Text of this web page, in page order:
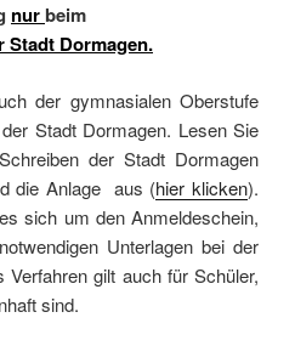
nurbeim
Stadt Dormagen.
der gymnasialen Oberstufe
Stadt Dormagen. Lesen Sie
der Stadt Dormagen
die Anlage aus (hier klicken).
sich um den Anmeldeschein,
Unterlagen bei der
gilt auch für Schüler,
sind.